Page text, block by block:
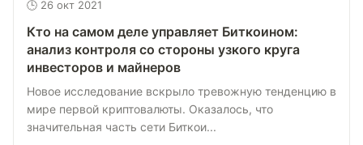
🕒 26 окт 2021
Кто на самом деле управляет Биткоином:
анализ контроля со стороны узкого круга
инвесторов и майнеров
Новое исследование вскрыло тревожную тенденцию в
мире первой криптовалюты. Оказалось, что
значительная часть сети Биткои...